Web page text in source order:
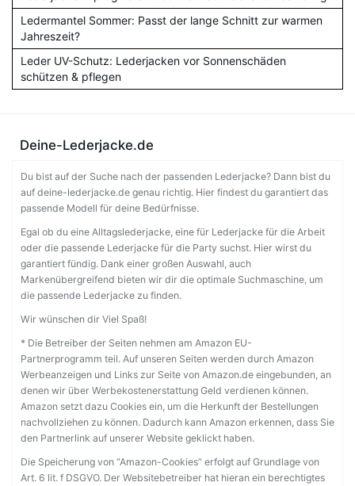
Ledermantel Sommer: Passt der lange Schnitt zur warmen
Jahreszeit?
Leder UV-Schutz: Lederjacken vor Sonnenschäden
schützen & pflegen
Deine-Lederjacke.de
Du bist auf der Suche nach der passenden Lederjacke? Dann bist du
auf deine-lederjacke.de genau richtig. Hier findest du garantiert das
passende Modell für deine Bedürfnisse.
Egal ob du eine Alltagslederjacke, eine für Lederjacke für die Arbeit
oder die passende Lederjacke für die Party suchst. Hier wirst du
garantiert fündig. Dank einer großen Auswahl, auch
Markenübergreifend bieten wir dir die optimale Suchmaschine, um
die passende Lederjacke zu finden.
Wir wünschen dir Viel Spaß!
* Die Betreiber der Seiten nehmen am Amazon EU-
Partnerprogramm teil. Auf unseren Seiten werden durch Amazon
Werbeanzeigen und Links zur Seite von Amazon.de eingebunden, an
denen wir über Werbekostenerstattung Geld verdienen können.
Amazon setzt dazu Cookies ein, um die Herkunft der Bestellungen
nachvollziehen zu können. Dadurch kann Amazon erkennen, dass Sie
den Partnerlink auf unserer Website geklickt haben.
Die Speicherung von “Amazon-Cookies” erfolgt auf Grundlage von
Art. 6 lit. f DSGVO. Der Websitebetreiber hat hieran ein berechtigtes